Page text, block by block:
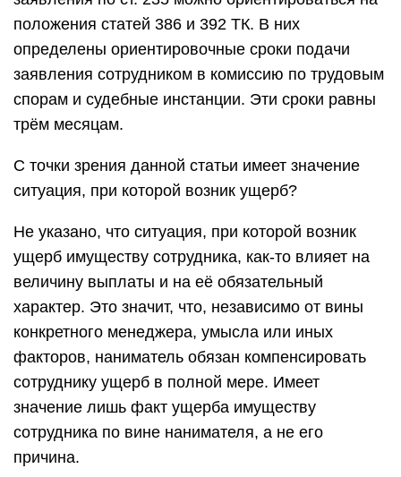
положения статей 386 и 392 ТК. В них
определены ориентировочные сроки подачи
заявления сотрудником в комиссию по трудовым
спорам и судебные инстанции. Эти сроки равны
трём месяцам.
С точки зрения данной статьи имеет значение
ситуация, при которой возник ущерб?
Не указано, что ситуация, при которой возник
ущерб имуществу сотрудника, как-то влияет на
величину выплаты и на её обязательный
характер. Это значит, что, независимо от вины
конкретного менеджера, умысла или иных
факторов, наниматель обязан компенсировать
сотруднику ущерб в полной мере. Имеет
значение лишь факт ущерба имуществу
сотрудника по вине нанимателя, а не его
причина.